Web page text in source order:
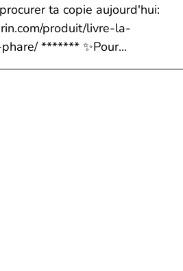
ta copie aujourd'hui:
produit/livre-la-
******* ✨Pour...